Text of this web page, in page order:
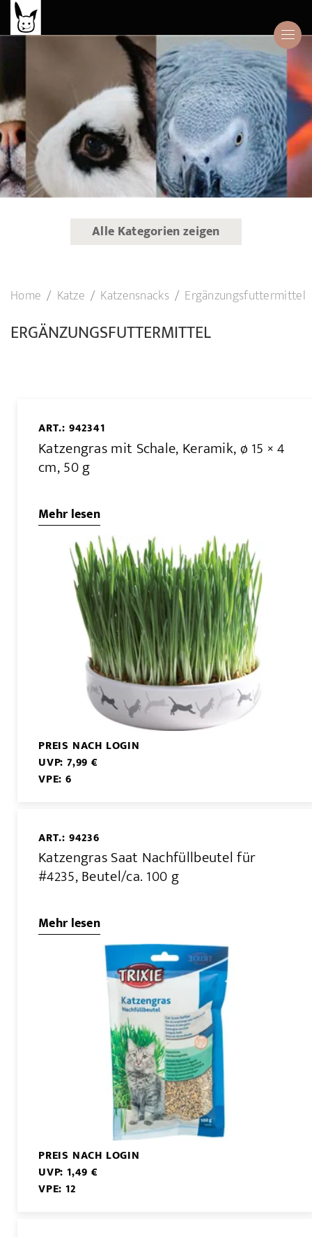
Alle Kategorien zeigen
Home Katze Katzensnacks Ergänzungsfuttermittel
ERGÄNZUNGSFUTTERMITTEL
ART.: 942341
Katzengras mit Schale, Keramik, ø 15 × 4
cm, 50 g
Mehr lesen
PREIS NACH LOGIN
UVP: 7,99 €
VPE: 6
ART.: 94236
Katzengras Saat Nachfüllbeutel für
#4235, Beutel/ca. 100 g
Mehr lesen
PREIS NACH LOGIN
UVP: 1,49 €
VPE: 12